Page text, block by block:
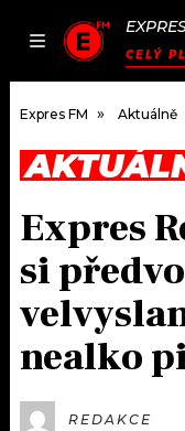
CELÝ
DOMŮ
ČLÁNKY
AKTUÁLNĚ
HUDBA
ROZHOVORY
PODCASTY
JAK NALADIT
RÁDIO
Expres FM Aktuálně
Expres
si
nealko
REDAKCE